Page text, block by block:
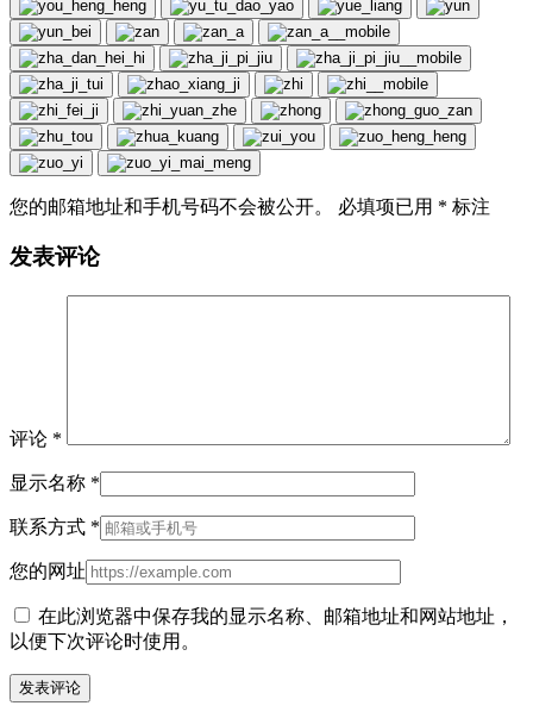
您的邮箱地址和手机号码不会被公开。 必填项已用 * 标注
发表评论
评论 *
显示名称 *
联系方式 *
您的网址
在此浏览器中保存我的显示名称、邮箱地址和网站地址，
以便下次评论时使用。